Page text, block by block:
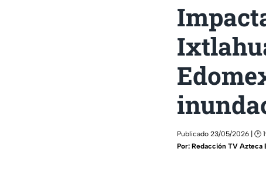
Publicado 23/05/2026 | 🕑
Por: Redacción TV Azteca